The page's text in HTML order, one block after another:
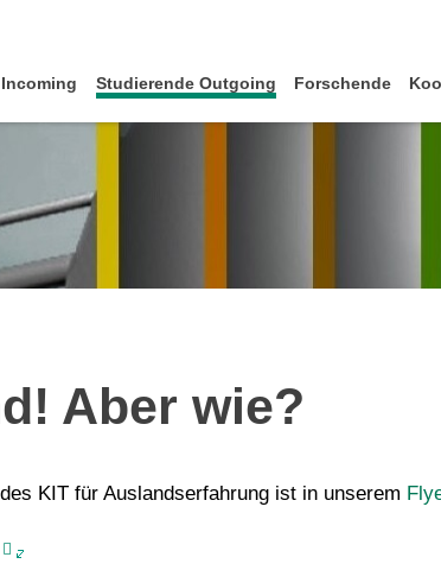
Studierende Outgoing Forschende
Aber wie?
KIT für Auslandserfahrung ist in unserem